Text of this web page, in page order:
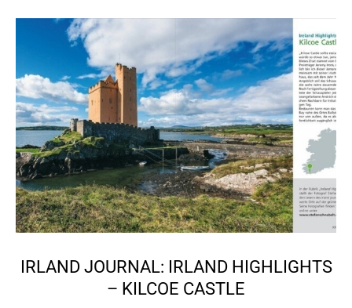
IRLAND JOURNAL: IRLAND HIGHLIGHTS
– KILCOE CASTLE